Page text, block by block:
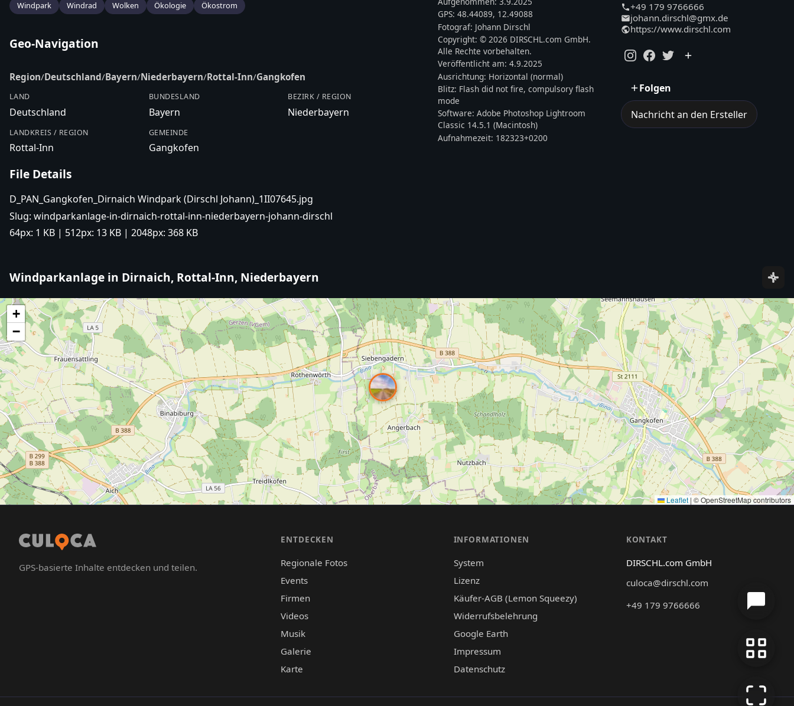
Windpark
Windrad Wolken Ökologie Ökostrom
Geo-Navigation
Region/Deutschland/Bayern/Niederbayern/Rottal-Inn/Gangkofen
LAND
Deutschland
BUNDESLAND
Bayern
BEZIRK / REGION
Niederbayern
LANDKREIS / REGION
Rottal-Inn
GEMEINDE
Gangkofen
File Details
D_PAN_Gangkofen_Dirnaich Windpark (Dirschl Johann)_1II07645.jpg
Slug: windparkanlage-in-dirnaich-rottal-inn-niederbayern-johann-dirschl
64px: 1 KB | 512px: 13 KB | 2048px: 368 KB
GPS:48.44089, 12.49088
Fotograf: Johann Dirschl
Copyright:© 2026 DIRSCHL.com GmbH.
Alle Rechte vorbehalten.
Veröffentlicht am:4.9.2025
Ausrichtung: Horizontal (normal)
Blitz: Flash did not fire, compulsory flash
mode
Software:Adobe Photoshop Lightroom
Classic 14.5.1 (Macintosh)
Aufnahmezeit: 182323+0200
+49 179 9766666
johann.dirschl@gmx.de
https://www.dirschl.com
Folgen
Nachricht an den Ersteller
Windparkanlage in Dirnaich, Rottal-Inn, Niederbayern
+
−
Leaflet | © OpenStreetMap contributors
GPS-basierte Inhalte entdecken und teilen.
ENTDECKEN
Regionale Fotos
Events
Firmen
Videos
Musik
Galerie
Karte
INFORMATIONEN
System
Lizenz
Käufer-AGB (Lemon Squeezy)
Widerrufsbelehrung
Google Earth
Impressum
Datenschutz
KONTAKT
DIRSCHL.com GmbH
culoca@dirschl.com
+49 179 9766666